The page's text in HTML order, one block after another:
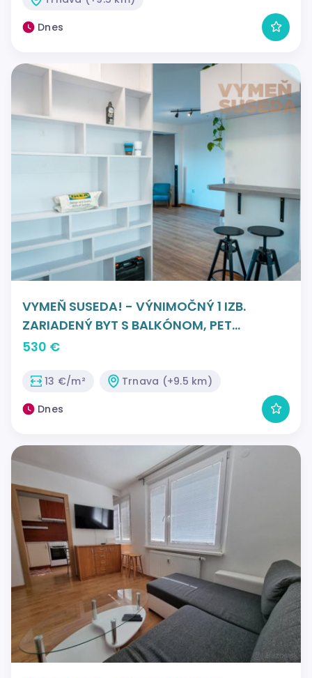
Dnes
VYMEŇ SUSEDA! - VÝNIMOČNÝ 1 IZB.
ZARIADENÝ BYT S BALKÓNOM, PET
FRIENDLY, JÁNA BOTTU, TRNAVA.
530 €
13 €/m²
Trnava (+9.5 km)
Dnes